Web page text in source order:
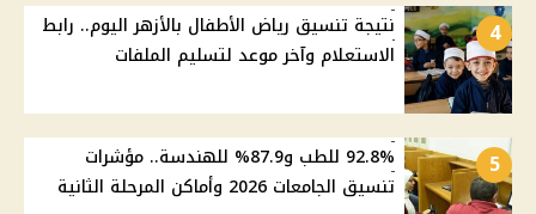
4
نتيجة تنسيق رياض الأطفال بالأزهر اليوم.. رابط
الاستعلام وآخر موعد لتسليم الملفات
5
92.8% للطب و87.9% للهندسة.. مؤشرات
تنسيق الجامعات 2026 وأماكن المرحلة الثانية